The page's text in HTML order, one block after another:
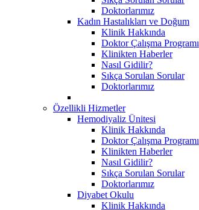
Doktorlarımız
Kadın Hastalıkları ve Doğum
Klinik Hakkında
Doktor Çalışma Programı
Klinikten Haberler
Nasıl Gidilir?
Sıkça Sorulan Sorular
Doktorlarımız
Özellikli Hizmetler
Hemodiyaliz Ünitesi
Klinik Hakkında
Doktor Çalışma Programı
Klinikten Haberler
Nasıl Gidilir?
Sıkça Sorulan Sorular
Doktorlarımız
Diyabet Okulu
Klinik Hakkında